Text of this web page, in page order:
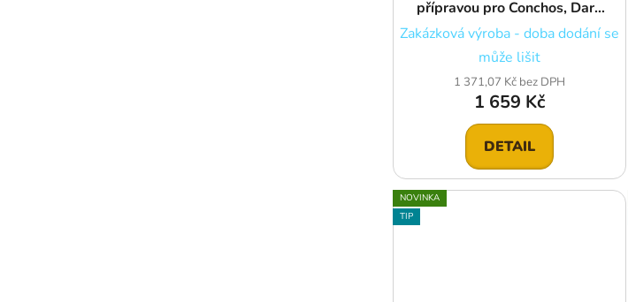
přípravou pro Conchos, Dark
Chestnut - bez přezky a bez
conchos
Zakázková výroba - doba dodání se
může lišit
1 371,07 Kč bez DPH
1 659 Kč
DETAIL
NOVINKA
TIP